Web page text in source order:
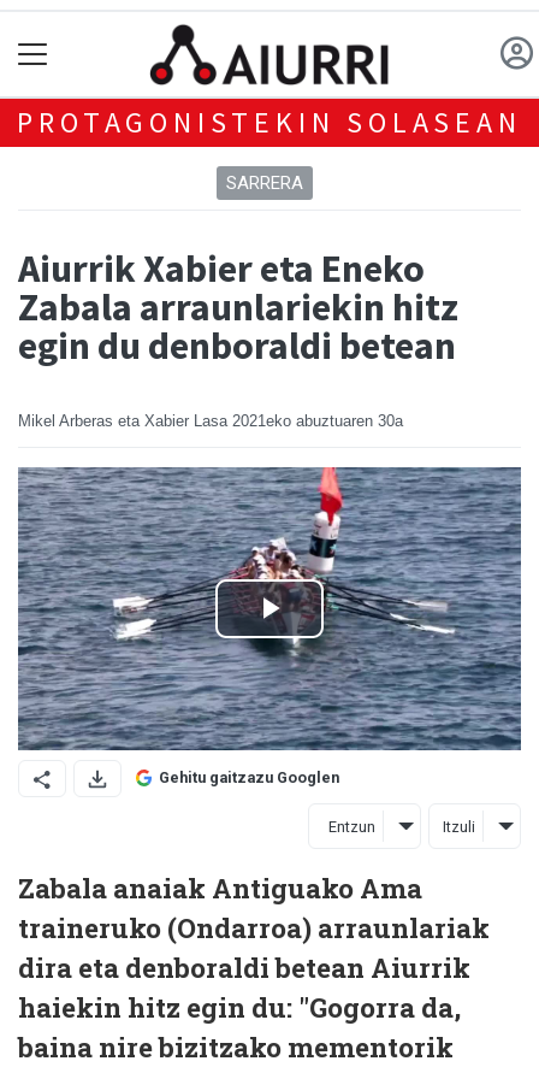
PROTAGONISTEKIN SOLASEAN
SARRERA
Aiurrik Xabier eta Eneko
Zabala arraunlariekin hitz
egin du denboraldi betean
Mikel Arberas eta Xabier Lasa 2021eko abuztuaren 30a
Gehitu gaitzazu Googlen
Entzun Itzuli
Zabala anaiak Antiguako Ama
traineruko (Ondarroa) arraunlariak
dira eta denboraldi betean Aiurrik
haiekin hitz egin du: "Gogorra da,
baina nire bizitzako mementorik